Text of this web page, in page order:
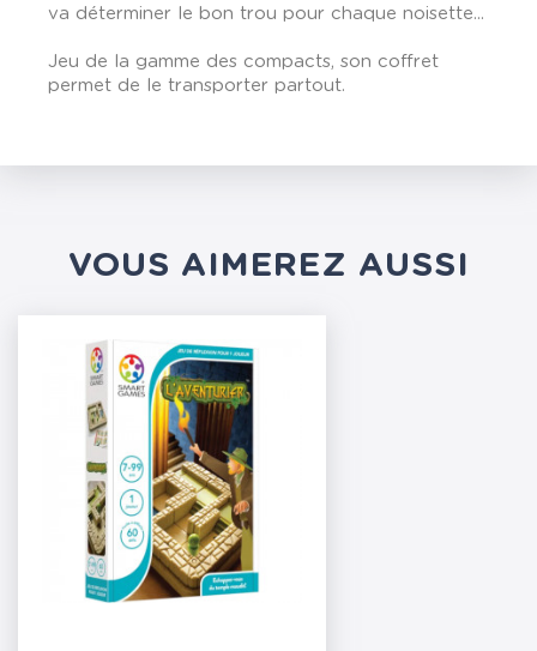
va déterminer le bon trou pour chaque noisette...
Jeu de la gamme des compacts, son coffret
permet de le transporter partout.
VOUS AIMEREZ AUSSI